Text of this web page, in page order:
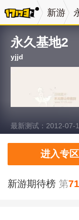
新游
永久基地2
yjjd
最新测试：2012-07-
进入专区
新游期待榜 第